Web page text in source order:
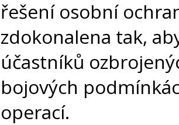
řešení osobní
zdokonalena tak,
účastníků
bojových
operací.